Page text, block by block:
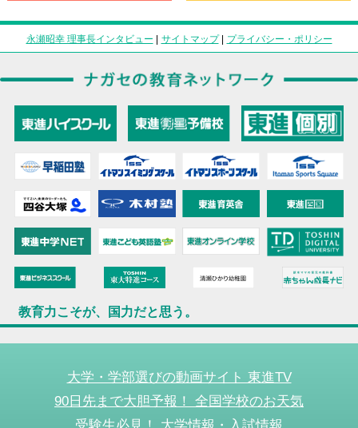
永瀬昭幸 理事長インタビュー | サイトマップ| プライバシー・ポリシー
教育力こそが、国力だと思う。
大学・学部選びの動画サイト 東進TV
90日先まで大胆予報！ 全国学校のお天気